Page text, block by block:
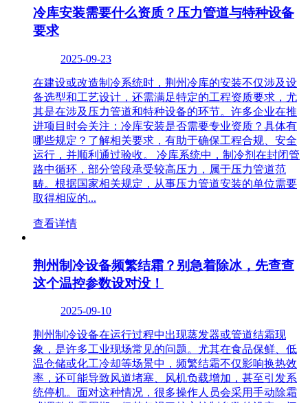
冷库安装需要什么资质？压力管道与特种设备
要求
2025-09-23
在建设或改造制冷系统时，荆州冷库的安装不仅涉及设
备选型和工艺设计，还需满足特定的工程资质要求，尤
其是在涉及压力管道和特种设备的环节。许多企业在推
进项目时会关注：冷库安装是否需要专业资质？具体有
哪些规定？了解相关要求，有助于确保工程合规、安全
运行，并顺利通过验收。 冷库系统中，制冷剂在封闭管
路中循环，部分管段承受较高压力，属于压力管道范
畴。根据国家相关规定，从事压力管道安装的单位需要
取得相应的...
查看详情
荆州制冷设备频繁结霜？别急着除冰，先查查
这个温控参数设对没！
2025-09-10
荆州制冷设备在运行过程中出现蒸发器或管道结霜现
象，是许多工业现场常见的问题。尤其在食品保鲜、低
温仓储或化工冷却等场景中，频繁结霜不仅影响换热效
率，还可能导致风道堵塞、风机负载增加，甚至引发系
统停机。面对这种情况，很多操作人员会采用手动除霜